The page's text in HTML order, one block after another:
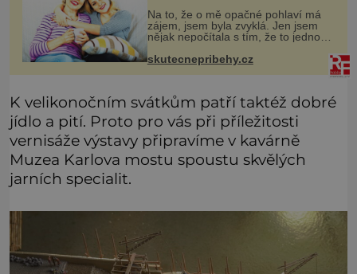
Na to, že o mě opačné pohlaví má
zájem, jsem byla zvyklá. Jen jsem
nějak nepočítala s tím, že to jednou
Když mi bylo dvacet, rychle jsem
skutecnepribehy.cz
K velikonočním svátkům patří taktéž dobré
jídlo a pití. Proto pro vás při příležitosti
vernisáže výstavy připravíme v kavárně
Muzea Karlova mostu spoustu skvělých
jarních specialit.